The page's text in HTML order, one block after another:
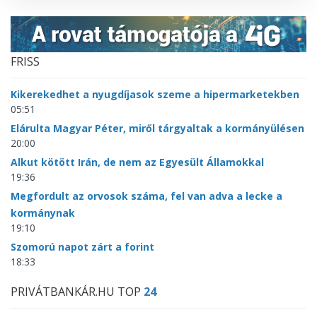
FRISS
Kikerekedhet a nyugdíjasok szeme a hipermarketekben
05:51
Elárulta Magyar Péter, miről tárgyaltak a kormányülésen
20:00
Alkut kötött Irán, de nem az Egyesült Államokkal
19:36
Megfordult az orvosok száma, fel van adva a lecke a
kormánynak
19:10
Szomorú napot zárt a forint
18:33
PRIVÁTBANKÁR.HU TOP 24